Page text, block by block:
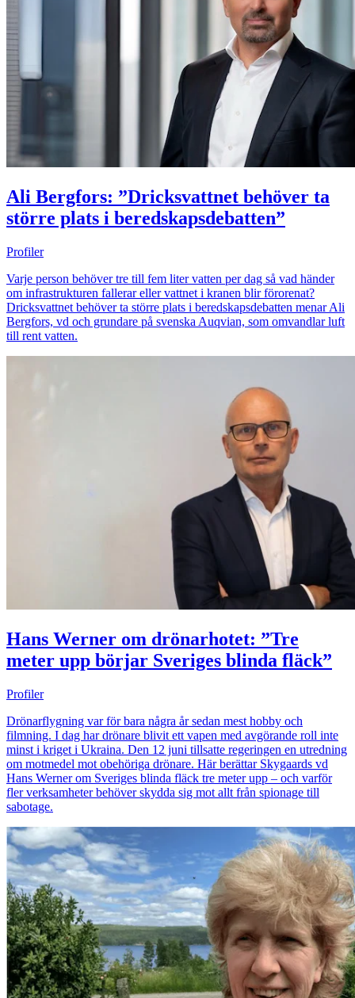
Ali Bergfors: ”Dricksvattnet behöver ta
större plats i beredskapsdebatten”
Profiler
Varje person behöver tre till fem liter vatten per dag så vad händer
om infrastrukturen fallerar eller vattnet i kranen blir förorenat?
Dricksvattnet behöver ta större plats i beredskapsdebatten menar Ali
Bergfors, vd och grundare på svenska Auqvian, som omvandlar luft
till rent vatten.
Hans Werner om drönarhotet: ”Tre
meter upp börjar Sveriges blinda fläck”
Profiler
Drönarflygning var för bara några år sedan mest hobby och
filmning. I dag har drönare blivit ett vapen med avgörande roll inte
minst i kriget i Ukraina. Den 12 juni tillsatte regeringen en utredning
om motmedel mot obehöriga drönare. Här berättar Skygaards vd
Hans Werner om Sveriges blinda fläck tre meter upp – och varför
fler verksamheter behöver skydda sig mot allt från spionage till
sabotage.